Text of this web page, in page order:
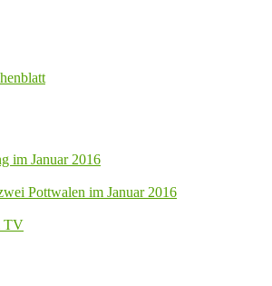
im Januar 2016
Pottwalen im Januar 2016
TV